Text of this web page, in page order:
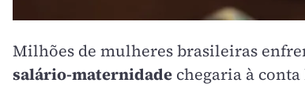
Milhões de mulheres brasileiras
salário-maternidade chegaria à